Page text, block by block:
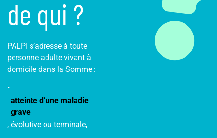
de qui ?
PALPI s’adresse à toute
personne adulte vivant à
domicile dans la Somme :
•
atteinte d’une maladie
grave
, évolutive ou terminale,